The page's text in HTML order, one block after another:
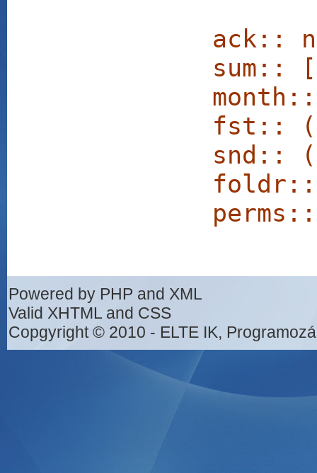
ack::
sum::
fst::
snd::
foldr::
Powered by PHP and XML
Valid XHTML and CSS
Copgyright © 2010 - ELTE IK,